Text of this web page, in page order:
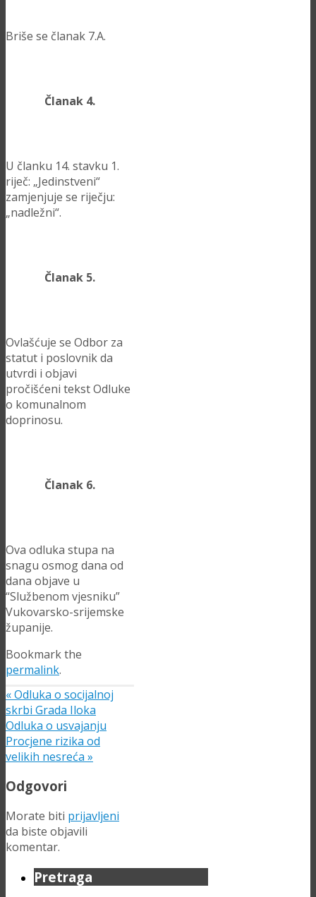
Briše se članak 7.A.
Članak 4.
U članku 14. stavku 1.
riječ: „Jedinstveni“
zamjenjuje se riječju:
„nadležni“.
Članak 5.
Ovlašćuje se Odbor za
statut i poslovnik da
utvrdi i objavi
pročišćeni tekst Odluke
o komunalnom
doprinosu.
Članak 6.
Ova odluka stupa na
snagu osmog dana od
dana objave u
“Službenom vjesniku”
Vukovarsko-srijemske
županije.
Bookmark the
permalink.
«Odluka o socijalnoj
skrbi Grada Iloka
Odluka o usvajanju
Procjene rizika od
velikih nesreća »
Odgovori
Morate biti prijavljeni
da biste objavili
komentar.
Pretraga